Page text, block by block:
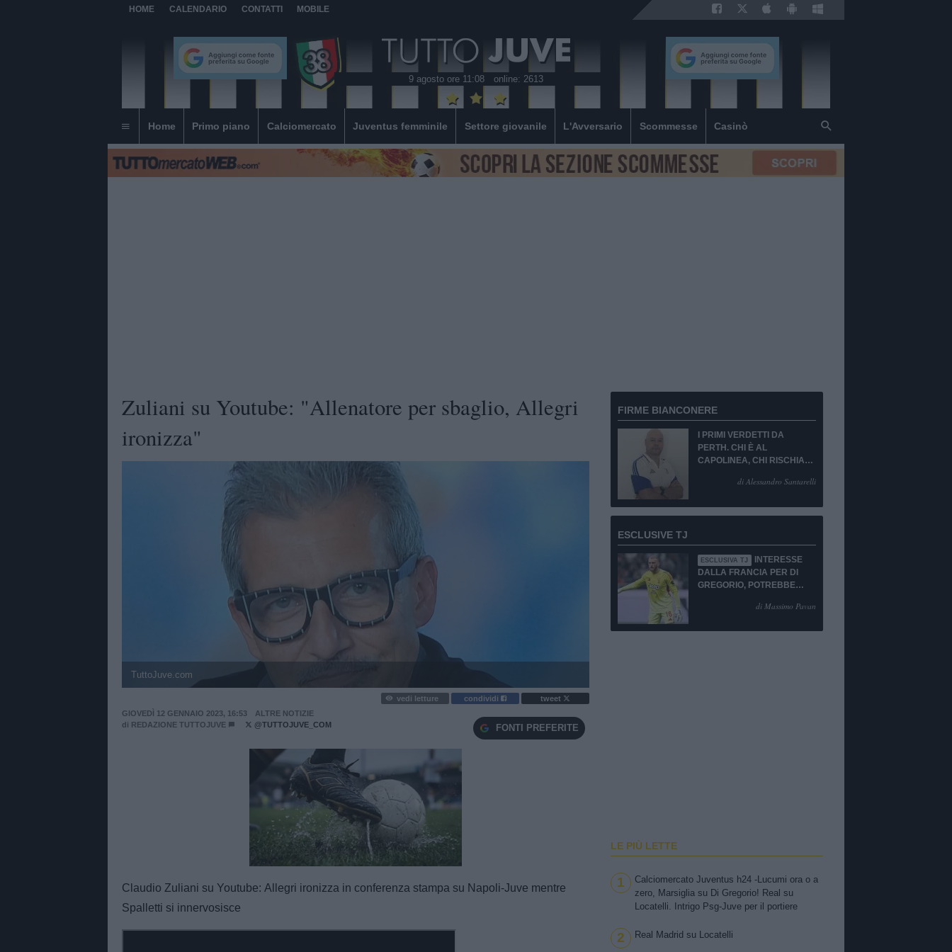
HOME CALENDARIO CONTATTI MOBILE
9 agosto ore 11:08 online: 2613
Home Primo piano Calciomercato Juventus femminile Settore giovanile L'Avversario Scommesse Casinò
Zuliani su Youtube: "Allenatore per sbaglio, Allegri
ironizza"
TuttoJuve.com
vedi letture condividi
tweet
GIOVEDÌ 12 GENNAIO 2023, 16:53
ALTRE NOTIZIE
di REDAZIONE TUTTOJUVE @TUTTOJUVE_COM FONTI PREFERITE
Loaded
100.00%
Claudio Zuliani su Youtube: Allegri ironizza in conferenza stampa su Napoli-Juve mentre
Spalletti si innervosisce
FIRME BIANCONERE
I PRIMI VERDETTI DA
PERTH. CHI È AL
CAPOLINEA, CHI RISCHIA
PANCHINA. PORTIERE
di Alessandro Santarelli
ESCLUSIVE TJ
ESCLUSIVA TJ
INTERESSE
DALLA FRANCIA PER DI
GREGORIO, POTREBBE
di Massimo Pavan
LE PIÙ LETTE
1
Calciomercato Juventus h24 -Lucumi ora o a
zero, Marsiglia su Di Gregorio! Real su
Locatelli. Intrigo Psg-Juve per il portiere
2 Real Madrid su Locatelli